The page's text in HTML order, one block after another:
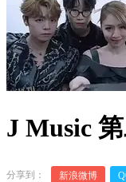
J Music
分享到： 新浪微博